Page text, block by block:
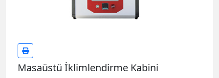
Masaüstü İklimlendirme Kabini